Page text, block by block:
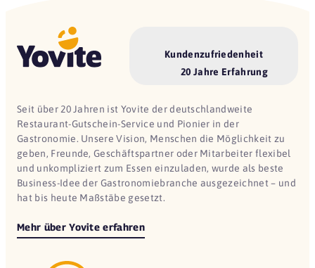
Kundenzufriedenheit
20 Jahre Erfahrung
Seit über 20 Jahren ist Yovite der deutschlandweite
Restaurant-Gutschein-Service und Pionier in der
Gastronomie. Unsere Vision, Menschen die Möglichkeit zu
geben, Freunde, Geschäftspartner oder Mitarbeiter flexibel
und unkompliziert zum Essen einzuladen, wurde als beste
Business-Idee der Gastronomiebranche ausgezeichnet – und
hat bis heute Maßstäbe gesetzt.
Mehr über Yovite erfahren